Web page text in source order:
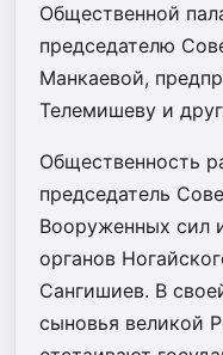
Общественной
председателю
Манкаевой,
Телемишеву и
Общественность
председатель
Вооруженных сил
органов
Сангишиев. В
сыновья великой